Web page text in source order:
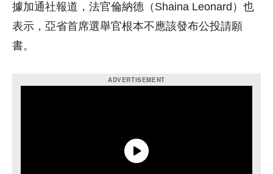
據加通社報道，法官倫納德（Shaina Leonard）也
表示，亞省首席選舉官根本不應該發布公投請願
書。